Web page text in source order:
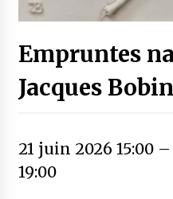
Empruntes
Jacques Bobin
21 juin 2026 15:00–
19:00